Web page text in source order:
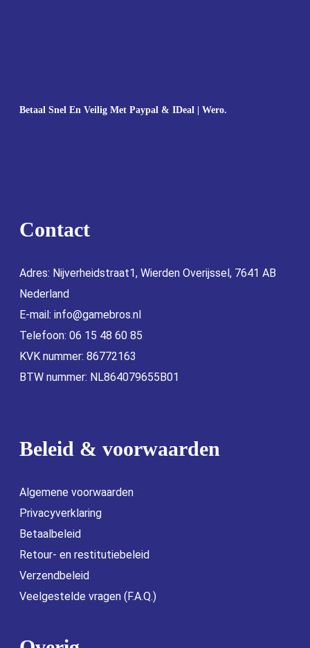
Betaal Snel En Veilig Met Paypal & IDeal | Wero.
Contact
Adres: Nijverheidstraat1, Wierden Overijssel, 7641 AB
Nederland
E-mail: info@gamebros.nl
Telefoon: 06 15 48 60 85
KVK nummer: 86772163
BTW nummer: NL864079655B01
Beleid & voorwaarden
Algemene voorwaarden
Privacyverklaring
Betaalbeleid
Retour- en restitutiebeleid
Verzendbeleid
Veelgestelde vragen (F.A.Q.)